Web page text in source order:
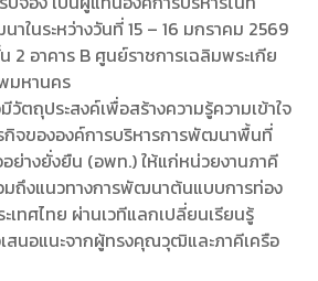
าในระหว่างวันที่ 15 – 16 มกราคม 2569
2 อาคาร B ศูนย์ราชการเฉลิมพระเกีย
มหานคร
ตถุประสงค์เพื่อสร้างความรู้ความเข้าใจ
กิจขององค์การบริหารการพัฒนาพื้นที่
ย่างยั่งยืน (อพท.) ให้แก่หน่วยงานภาคี
มถึงแนวทางการพัฒนาต้นแบบการท่อง
เทศไทย ผ่านเวทีแลกเปลี่ยนเรียนรู้
สนอแนะจากผู้ทรงคุณวุฒิและภาคีเครือ